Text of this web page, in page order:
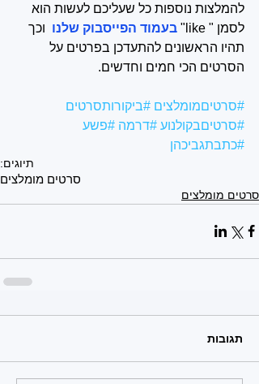
להמלצות נוספות כל שעליכם לעשות הוא
לסמן " like"
בעמוד הפייסבוק שלנו וכך
תהיו הראשונים להתעדכן בפרטים על
הסרטים הכי חמים וחדשים.
#סרטיםמומלצים #ביקורותסרטים
#סרטיםבקולנוע #דרמה #פשע
#כתבתגביכהן
תיוגים:
סרטים מומלצים
סרטים מומלצים
תגובות